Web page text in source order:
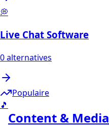
💭
Live Chat Software
0alternatives
Populaire
🎵
Content & Media